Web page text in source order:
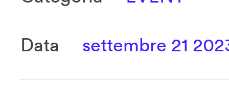
Data settembre 21